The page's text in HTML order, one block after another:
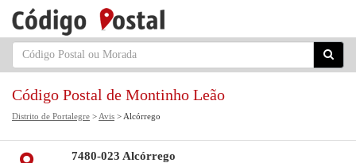
Código Postal de Montinho Leão
Distrito de Portalegre > Avis > Alcórrego
7480-023 Alcórrego